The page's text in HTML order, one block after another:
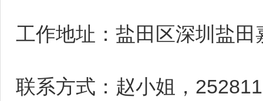
工作地址：盐田区深圳盐
联系方式：赵小姐，